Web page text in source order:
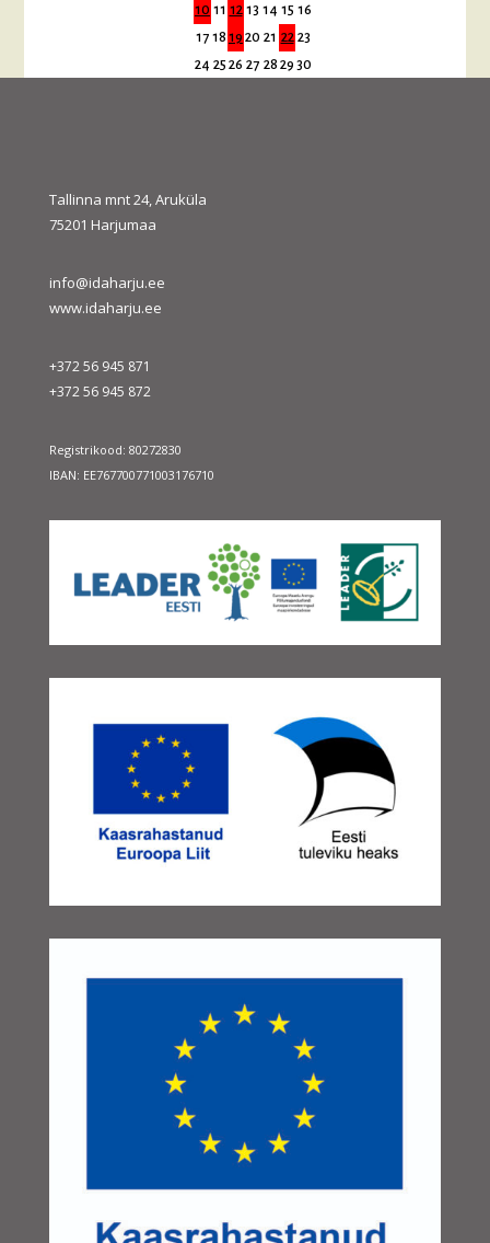
10 11 12 13 14 15 16
17 18 19 20 21 22 23
24 25 26 27 28 29 30
Tallinna mnt 24, Aruküla
75201 Harjumaa
info@idaharju.ee
www.idaharju.ee
+372 56 945 871
+372 56 945 872
Registrikood: 80272830
IBAN: EE767700771003176710